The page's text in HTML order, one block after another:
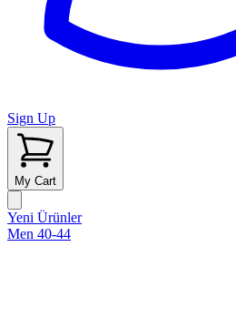
Sign Up
My Cart
Yeni Ürünler
Men 40-44